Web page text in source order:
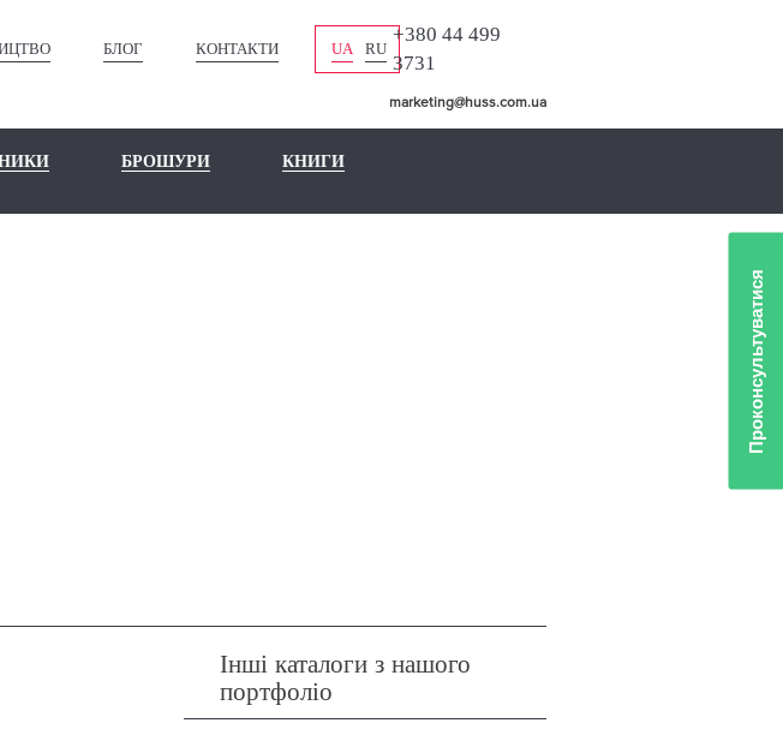
БЛОГ КОНТАКТИ UA RU
+380 44 499
3731
marketing@huss.com.ua
БРОШУРИ
КНИГИ
Інші каталоги з нашого
портфоліо
Проконсультуватися